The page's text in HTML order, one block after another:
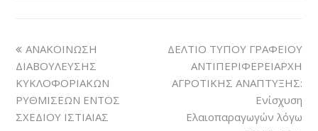
ΑΝΑΚΟΙΝΩΣΗ
ΔΙΑΒΟΥΛΕΥΣΗΣ
ΚΥΚΛΟΦΟΡΙΑΚΩΝ
ΡΥΘΜΙΣΕΩΝ ΕΝΤΟΣ
ΣΧΕΔΙΟΥ ΙΣΤΙΑΙΑΣ
ΔΕΛΤΙΟ ΤΥΠΟΥ ΓΡΑΦΕΙΟΥ
ΑΝΤΙΠΕΡΙΦΕΡΕΙΑΡΧΗ
ΑΓΡΟΤΙΚΗΣ ΑΝΑΠΤΥΞΗΣ:
Ενίσχυση
Ελαιοπαραγωγών λόγω